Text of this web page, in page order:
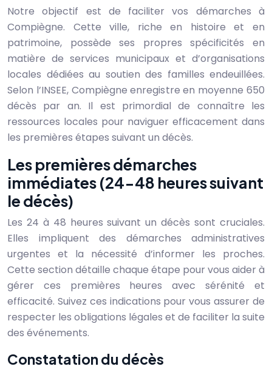
Notre objectif est de faciliter vos démarches à
Compiègne. Cette ville, riche en histoire et en
patrimoine, possède ses propres spécificités en
matière de services municipaux et d’organisations
locales dédiées au soutien des familles endeuillées.
Selon l’INSEE, Compiègne enregistre en moyenne 650
décès par an. Il est primordial de connaître les
ressources locales pour naviguer efficacement dans
les premières étapes suivant un décès.
Les premières démarches
immédiates (24-48 heures suivant
le décès)
Les 24 à 48 heures suivant un décès sont cruciales.
Elles impliquent des démarches administratives
urgentes et la nécessité d’informer les proches.
Cette section détaille chaque étape pour vous aider à
gérer ces premières heures avec sérénité et
efficacité. Suivez ces indications pour vous assurer de
respecter les obligations légales et de faciliter la suite
des événements.
Constatation du décès